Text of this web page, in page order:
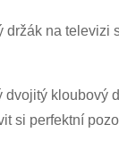
na
kloubový
si perfektní